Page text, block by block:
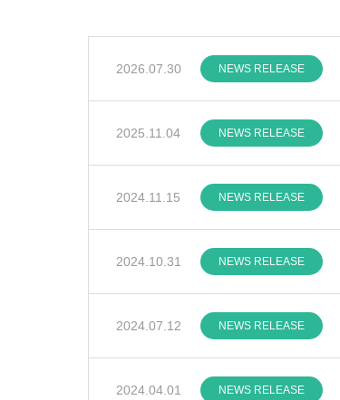
2026.07.30 NEWS RELEASE
2025.11.04 NEWS RELEASE
2024.11.15 NEWS RELEASE
2024.10.31 NEWS RELEASE
2024.07.12 NEWS RELEASE
2024.04.01 NEWS RELEASE